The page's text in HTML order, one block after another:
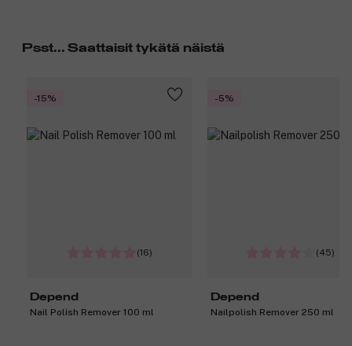
Psst... Saattaisit tykätä näistä
-15%
(16)
Depend
Nail Polish Remover 100 ml
-5%
(45)
Depend
Nailpolish Remover 250 ml